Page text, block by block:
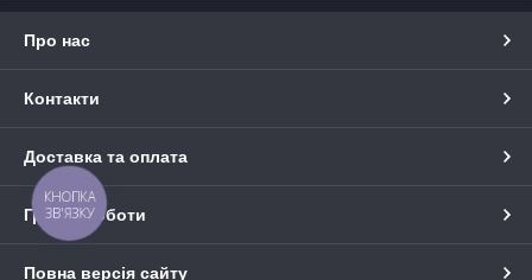
Про нас
Контакти
Доставка та оплата
Графік роботи
Повна версія сайту
КНОПКА
ЗВ'ЯЗКУ